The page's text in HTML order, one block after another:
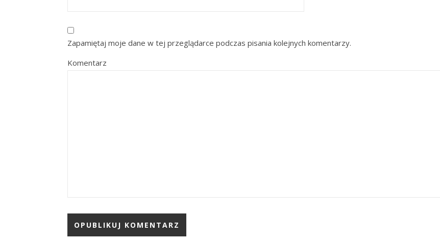
Zapamiętaj moje dane w tej przeglądarce podczas pisania kolejnych komentarzy.
Komentarz